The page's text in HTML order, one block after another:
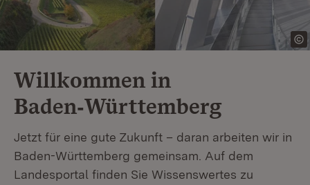
Willkommen in
Baden‑Württemberg
Jetzt für eine gute Zukunft – daran arbeiten wir in
Baden-Württemberg gemeinsam. Auf dem
Landesportal finden Sie Wissenswertes zu